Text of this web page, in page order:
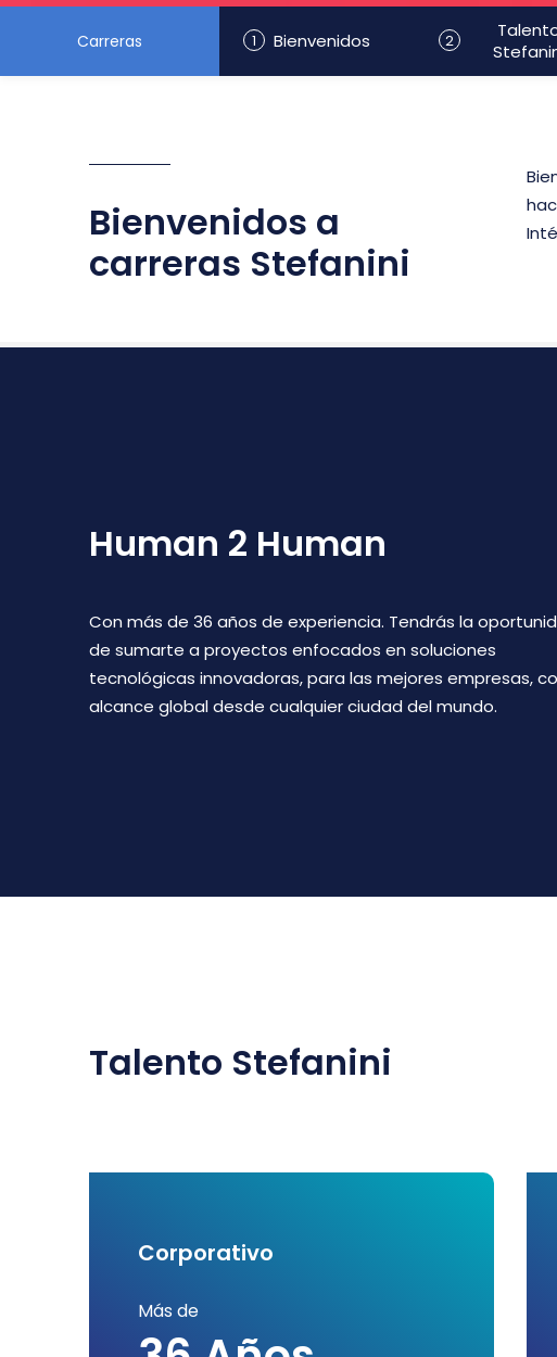
Carreras 1 Bienvenidos 2
Bienvenidos a
carreras Stefanini
Human 2 Human
Con más de 36 años de experiencia. Tendrás la
de sumarte a proyectos enfocados en soluciones
tecnológicas innovadoras, para las mejores empresas,
alcance global desde cualquier ciudad del mundo.
Talento Stefanini
Corporativo
Más de